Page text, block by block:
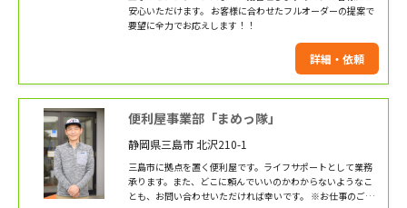
安心いただけます。 お客様に合わせたフルオーダーの提案で
要望に全力でお応えします！！
詳細・依頼
便利屋事業部「まめっ隊」
静岡県三島市 北沢210-1
三島市に拠点を置く便利屋です。ライフサポートとして業務
承ります。また、どこに頼んでいいのかわからないようなこ
とも、お問い合わせいただければ幸いです。 ※お仕事のご依